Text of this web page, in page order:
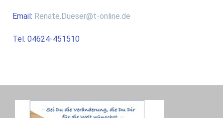
Email: Renate.Dueser@t-online.de
Tel. 04624-451510